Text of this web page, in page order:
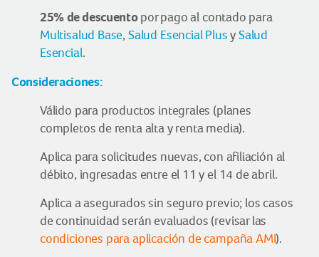
25% de descuentopor pago al contado para
Multisalud Base, Salud Esencial Plusy Salud
Esencial.
Consideraciones:
Válido para productos integrales (planes
completos de renta alta y renta media).
Aplica para solicitudes nuevas, con afiliación al
débito, ingresadas entre el 11 y el 14 de abril.
Aplica a asegurados sin seguro previo; los casos
de continuidad serán evaluados (revisar las
condiciones para aplicación de campaña AMI).